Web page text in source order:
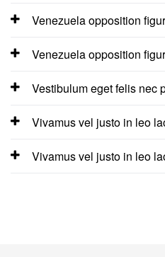
Venezuela opposition
Venezuela opposition
Vestibulum eget felis nec
Vivamus vel justo in leo
Vivamus vel justo in leo